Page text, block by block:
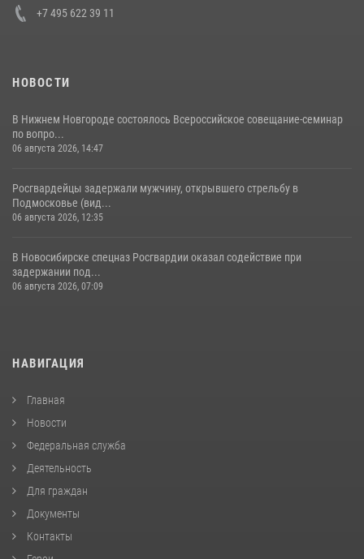
+7 495 622 39 11
НОВОСТИ
В Нижнем Новгороде состоялось Всероссийское совещание-семинар
по вопро...
06 августа 2026, 14:47
Росгвардейцы задержали мужчину, открывшего стрельбу в
Подмосковье (вид...
06 августа 2026, 12:35
В Новосибирске спецназ Росгвардии оказал содействие при
задержании под...
06 августа 2026, 07:09
НАВИГАЦИЯ
Главная
Новости
Федеральная служба
Деятельность
Для граждан
Документы
Контакты